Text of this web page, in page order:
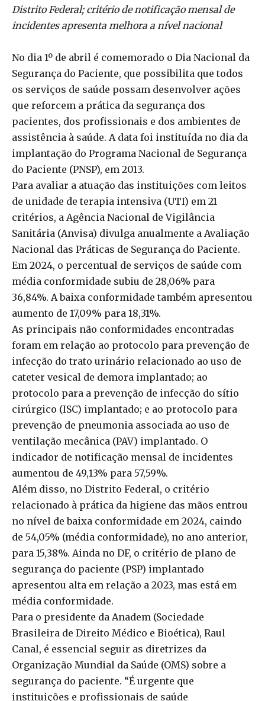
Distrito Federal; critério de notificação mensal de
incidentes apresenta melhora a nível nacional
No dia 1º de abril é comemorado o Dia Nacional da
Segurança do Paciente, que possibilita que todos
os serviços de saúde possam desenvolver ações
que reforcem a prática da segurança dos
pacientes, dos profissionais e dos ambientes de
assistência à saúde. A data foi instituída no dia da
implantação do Programa Nacional de Segurança
do Paciente (PNSP), em 2013.
Para avaliar a atuação das instituições com leitos
de unidade de terapia intensiva (UTI) em 21
critérios, a Agência Nacional de Vigilância
Sanitária (Anvisa) divulga anualmente a Avaliação
Nacional das Práticas de Segurança do Paciente.
Em 2024, o percentual de serviços de saúde com
média conformidade subiu de 28,06% para
36,84%. A baixa conformidade também apresentou
aumento de 17,09% para 18,31%.
As principais não conformidades encontradas
foram em relação ao protocolo para prevenção de
infecção do trato urinário relacionado ao uso de
cateter vesical de demora implantado; ao
protocolo para a prevenção de infecção do sítio
cirúrgico (ISC) implantado; e ao protocolo para
prevenção de pneumonia associada ao uso de
ventilação mecânica (PAV) implantado. O
indicador de notificação mensal de incidentes
aumentou de 49,13% para 57,59%.
Além disso, no Distrito Federal, o critério
relacionado à prática da higiene das mãos entrou
no nível de baixa conformidade em 2024, caindo
de 54,05% (média conformidade), no ano anterior,
para 15,38%. Ainda no DF, o critério de plano de
segurança do paciente (PSP) implantado
apresentou alta em relação a 2023, mas está em
média conformidade.
Para o presidente da Anadem (Sociedade
Brasileira de Direito Médico e Bioética), Raul
Canal, é essencial seguir as diretrizes da
Organização Mundial da Saúde (OMS) sobre a
segurança do paciente. “É urgente que
instituições e profissionais de saúde